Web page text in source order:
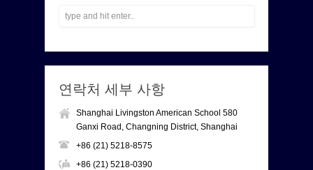
연락처 세부 사항
Shanghai Livingston American School 580
Ganxi Road, Changning District, Shanghai
+86 (21) 5218-8575
+86 (21) 5218-0390